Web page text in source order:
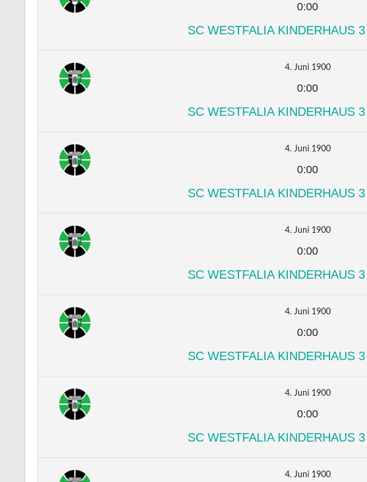
0:00
SC WESTFALIA KINDERHAUS 3
4. Juni 1900
0:00
SC WESTFALIA KINDERHAUS 3
4. Juni 1900
0:00
SC WESTFALIA KINDERHAUS 3
4. Juni 1900
0:00
SC WESTFALIA KINDERHAUS 3
4. Juni 1900
0:00
SC WESTFALIA KINDERHAUS 3
4. Juni 1900
0:00
SC WESTFALIA KINDERHAUS 3
4. Juni 1900